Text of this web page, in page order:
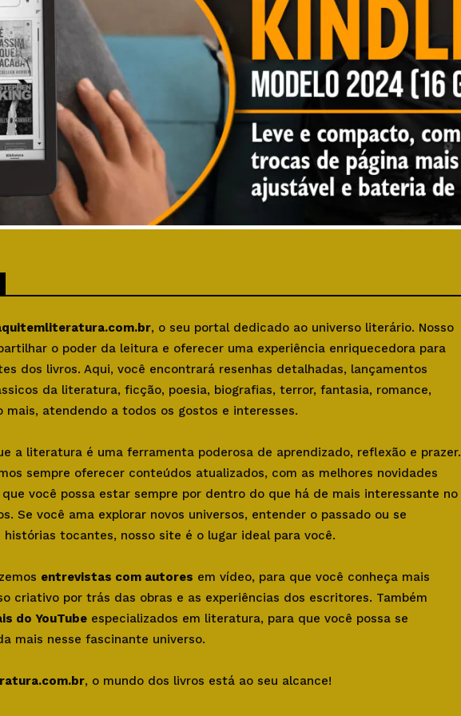
, o seu portal dedicado ao universo literário. Nosso
o poder da leitura e oferecer uma experiência enriquecedora para
dos livros. Aqui, você encontrará resenhas detalhadas, lançamentos
da literatura, ficção, poesia, biografias, terror, fantasia, romance,
mais, atendendo a todos os gostos e interesses.
a literatura é uma ferramenta poderosa de aprendizado, reflexão e prazer.
sempre oferecer conteúdos atualizados, com as melhores novidades
você possa estar sempre por dentro do que há de mais interessante no
Se você ama explorar novos universos, entender o passado ou se
histórias tocantes, nosso site é o lugar ideal para você.
entrevistas com autores em vídeo, para que você conheça mais
criativo por trás das obras e as experiências dos escritores. Também
do YouTube especializados em literatura, para que você possa se
mais nesse fascinante universo.
, o mundo dos livros está ao seu alcance!